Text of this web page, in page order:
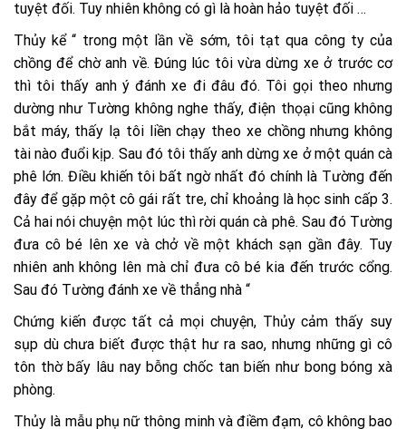
tuyệt đối. Tuy nhiên không có gì là hoàn hảo tuyệt đối …
Thủy kể “ trong một lần về sớm, tôi tạt qua công ty của
chồng để chờ anh về. Đúng lúc tôi vừa dừng xe ở trước cơ
thì tôi thấy anh ý đánh xe đi đâu đó. Tôi gọi theo nhưng
dường như Tường không nghe thấy, điện thọại cũng không
bắt máy, thấy lạ tôi liền chạy theo xe chồng nhưng không
tài nào đuổi kịp. Sau đó tôi thấy anh dừng xe ở một quán cà
phê lớn. Điều khiến tôi bất ngờ nhất đó chính là Tường đến
đây để gặp một cô gái rất tre, chỉ khoảng là học sinh cấp 3.
Cả hai nói chuyện một lúc thì rời quán cà phê. Sau đó Tường
đưa cô bé lên xe và chở về một khách sạn gần đây. Tuy
nhiên anh không lên mà chỉ đưa cô bé kia đến trước cổng.
Sau đó Tường đánh xe về thẳng nhà “
Chứng kiến được tất cả mọi chuyện, Thủy cảm thấy suy
sụp dù chưa biết được thật hư ra sao, nhưng những gì cô
tôn thờ bấy lâu nay bỗng chốc tan biến như bong bóng xà
phòng.
Thủy là mẫu phụ nữ thông minh và điềm đạm, cô không bao